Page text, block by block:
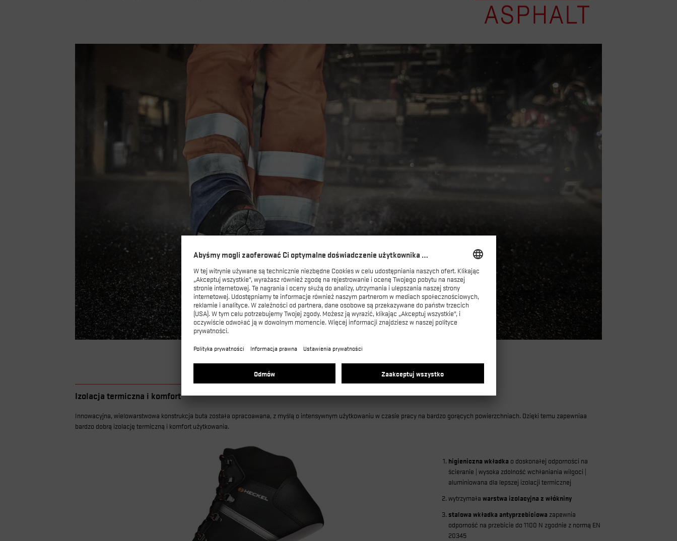
Izolacja termiczna i komfort
Innowacyjna, wielowarstwowa konstrukcja buta została opracoawana, z myślą o intensywnym użytkowaniu w czasie pracy na bardzo gorących powierzchniach. Dzięki temu zapewniaa
bardzo dobrą izolację termiczną i komfort użytkowania.
higieniczna wkładka o doskonałej odporności na
ścieranie | wysoka zdolność wchłaniania wilgoci |
aluminiowana dla lepszej izolacji termicznej
wytrzymaławarstwa izolacyjna z włókniny
stalowa wkładka antyprzebiciowa zapewnia
odporność na przebicie do 1100 N zgodnie z normą EN
20345